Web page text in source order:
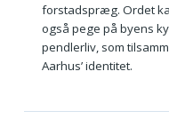
forstadspræg. Ordet
også pege på byens
pendlerliv, som
Aarhus’ identitet.